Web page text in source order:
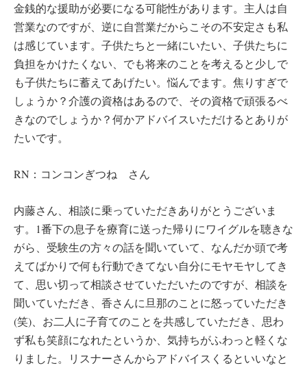
金銭的な援助が必要になる可能性があります。主人は自
営業なのですが、逆に自営業だからこその不安定さも私
は感じています。子供たちと一緒にいたい、子供たちに
負担をかけたくない、でも将来のことを考えると少しで
も子供たちに蓄えてあげたい。悩んでます。焦りすぎで
しょうか？介護の資格はあるので、その資格で頑張るべ
きなのでしょうか？何かアドバイスいただけるとありが
たいです。
RN：コンコンぎつね さん
内藤さん、相談に乗っていただきありがとうございま
す。1番下の息子を療育に送った帰りにワイグルを聴きな
がら、受験生の方々の話を聞いていて、なんだか頭で考
えてばかりで何も行動できてない自分にモヤモヤしてき
て、思い切って相談させていただいたのですが、相談を
聞いていただき、香さんに旦那のことに怒っていただき
(笑)、お二人に子育てのことを共感していただき、思わ
ず私も笑顔になれたというか、気持ちがふわっと軽くな
りました。リスナーさんからアドバイスくるといいなと